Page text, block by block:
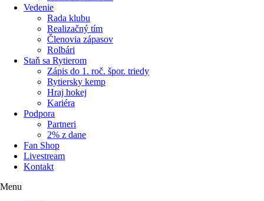
Vedenie
Rada klubu
Realizačný tím
Členovia zápasov
Rolbári
Staň sa Rytierom
Zápis do 1. roč. špor. triedy
Rytiersky kemp
Hraj hokej
Kariéra
Podpora
Partneri
2% z dane
Fan Shop
Livestream
Kontakt
Menu